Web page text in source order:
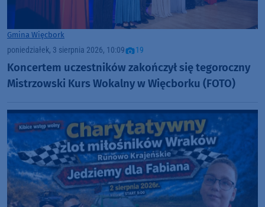
Gmina Więcbork
poniedziałek, 3 sierpnia 2026, 10:09 19
Koncertem uczestników zakończył się tegoroczny
Mistrzowski Kurs Wokalny w Więcborku (FOTO)